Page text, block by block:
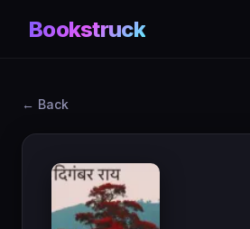
Bookstruck
← Back